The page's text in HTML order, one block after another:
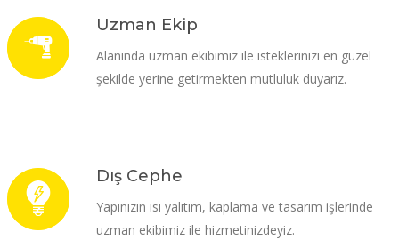
Uzman Ekip
Alanında uzman ekibimiz ile isteklerinizi en güzel
şekilde yerine getirmekten mutluluk duyarız.
Dış Cephe
Yapınızın ısı yalıtım, kaplama ve tasarım işlerinde
uzman ekibimiz ile hizmetinizdeyiz.